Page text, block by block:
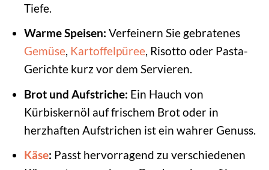
Tiefe.
Warme Speisen: Verfeinern Sie gebratenes
Gemüse, Kartoffelpüree, Risotto oder Pasta-
Gerichte kurz vor dem Servieren.
Brot und Aufstriche: Ein Hauch von
Kürbiskernöl auf frischem Brot oder in
herzhaften Aufstrichen ist ein wahrer Genuss.
Käse: Passt hervorragend zu verschiedenen